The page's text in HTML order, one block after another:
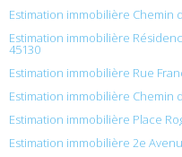
Estimation immobilière Chemin
Estimation immobilière
45130
Estimation immobilière Rue
Estimation immobilière Chemin
Estimation immobilière Place
Estimation immobilière 2e